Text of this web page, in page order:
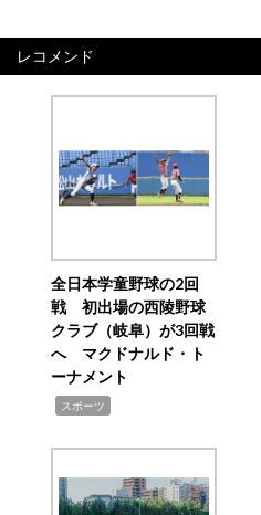
レコメンド
全日本学童野球の2回
戦 初出場の西陵野球
クラブ（岐阜）が3回戦
へ マクドナルド・ト
ーナメント
スポーツ